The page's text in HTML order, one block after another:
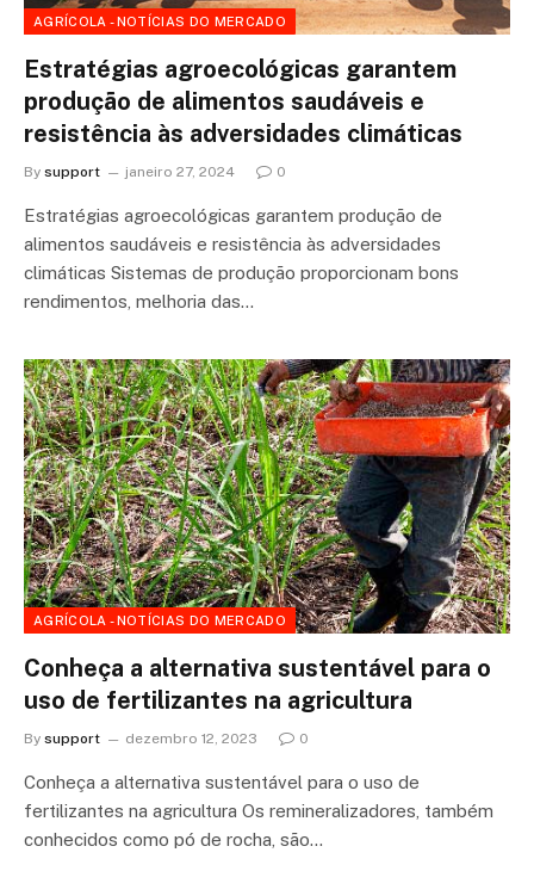
AGRÍCOLA - NOTÍCIAS DO MERCADO
Estratégias agroecológicas garantem
produção de alimentos saudáveis e
resistência às adversidades climáticas
By support janeiro 27, 2024 0
Estratégias agroecológicas garantem produção de
alimentos saudáveis e resistência às adversidades
climáticas Sistemas de produção proporcionam bons
rendimentos, melhoria das…
AGRÍCOLA - NOTÍCIAS DO MERCADO
Conheça a alternativa sustentável para o
uso de fertilizantes na agricultura
By support dezembro 12, 2023 0
Conheça a alternativa sustentável para o uso de
fertilizantes na agricultura Os remineralizadores, também
conhecidos como pó de rocha, são…